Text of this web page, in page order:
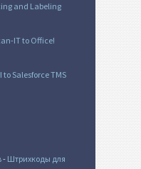
and Labeling
IT to Office!
to Salesforce TMS
- Штрихкоды для